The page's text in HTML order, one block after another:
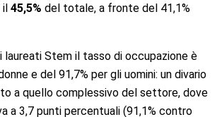
il 45,5% del totale, a fronte del 41,1%
laureati Stem il tasso di occupazione è
e del 91,7% per gli uomini: un divario
a quello complessivo del settore, dove
a 3,7 punti percentuali (91,1% contro